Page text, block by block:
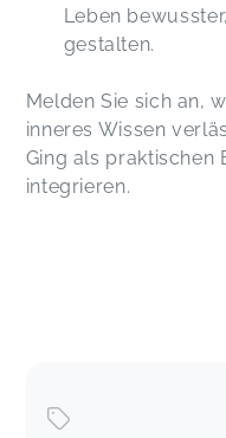
Leben
gestalten.
Melden Sie sich an,
inneres Wissen
Ging als praktischen
integrieren.